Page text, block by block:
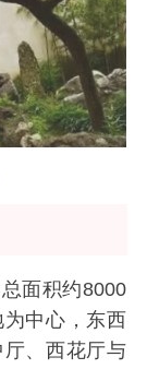
面积约8000
中心，东西
、西花厅与